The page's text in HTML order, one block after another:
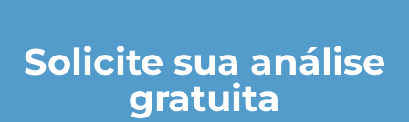
Solicite sua análise
gratuita